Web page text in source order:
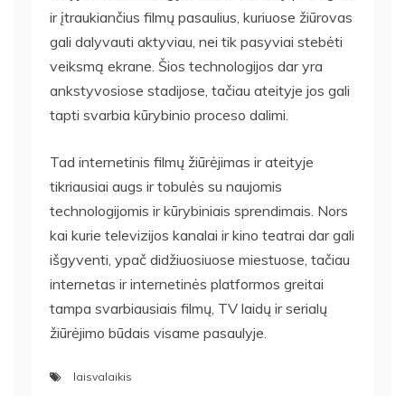
ir įtraukiančius filmų pasaulius, kuriuose žiūrovas
gali dalyvauti aktyviau, nei tik pasyviai stebėti
veiksmą ekrane. Šios technologijos dar yra
ankstyvosiose stadijose, tačiau ateityje jos gali
tapti svarbia kūrybinio proceso dalimi.
Tad internetinis filmų žiūrėjimas ir ateityje
tikriausiai augs ir tobulės su naujomis
technologijomis ir kūrybiniais sprendimais. Nors
kai kurie televizijos kanalai ir kino teatrai dar gali
išgyventi, ypač didžiuosiuose miestuose, tačiau
internetas ir internetinės platformos greitai
tampa svarbiausiais filmų, TV laidų ir serialų
žiūrėjimo būdais visame pasaulyje.
laisvalaikis